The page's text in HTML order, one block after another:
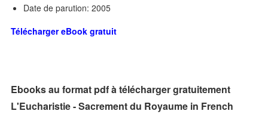
Date de parution: 2005
Télécharger eBook gratuit
Ebooks au format pdf à télécharger gratuitement
L'Eucharistie - Sacrement du Royaume in French